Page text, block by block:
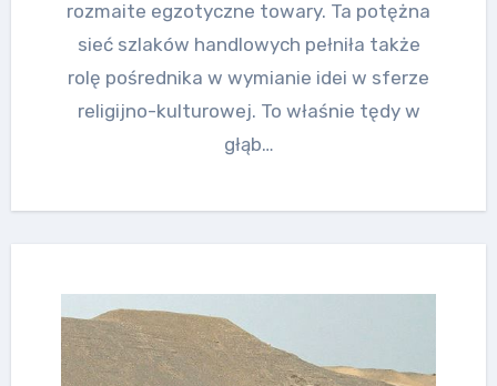
rozmaite egzotyczne towary. Ta potężna
sieć szlaków handlowych pełniła także
rolę pośrednika w wymianie idei w sferze
religijno-kulturowej. To właśnie tędy w
głąb…